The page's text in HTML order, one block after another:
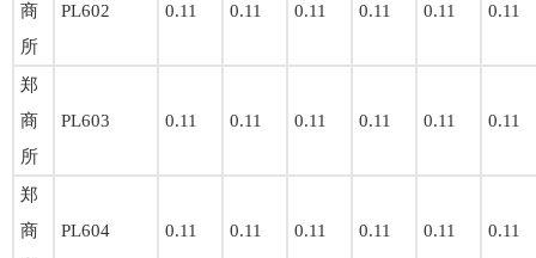
商
所
PL602 0.11 0.11 0.11 0.11 0.11 0.11
郑
商
所
PL603 0.11 0.11 0.11 0.11 0.11 0.11
郑
商
PL604 0.11 0.11 0.11 0.11 0.11 0.11